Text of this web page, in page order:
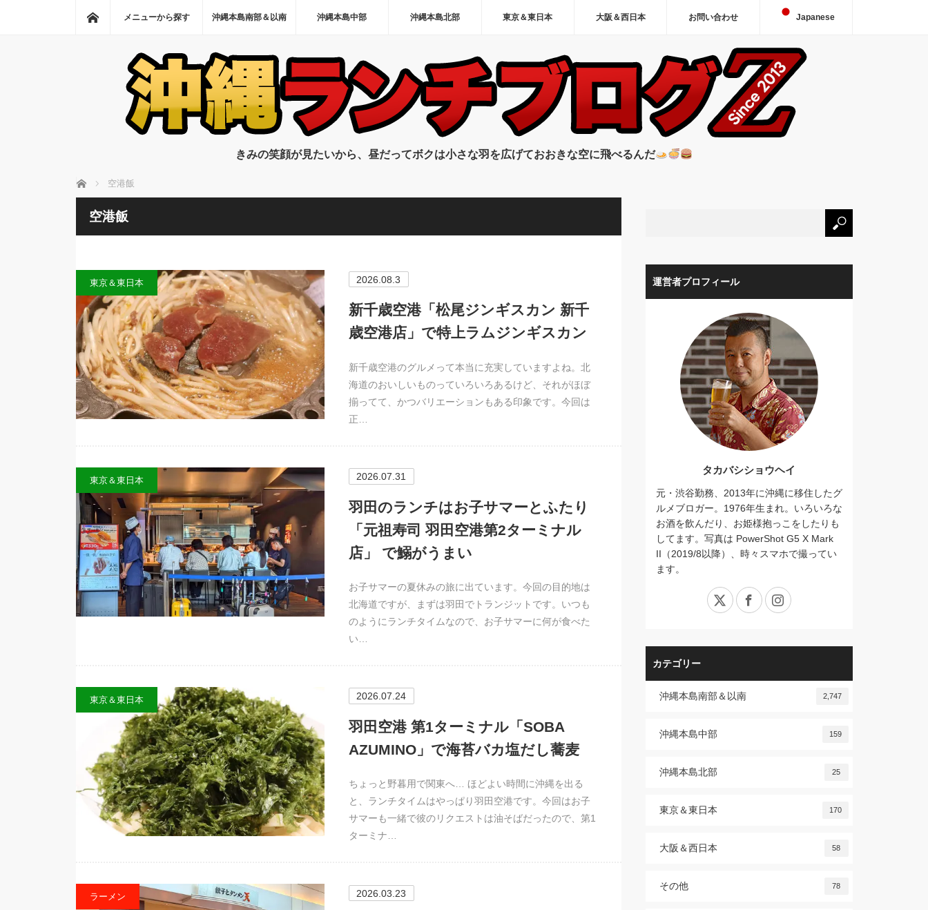
ホーム
メニューから探す 沖縄本島南部＆以南 沖縄本島中部 沖縄本島北部 東京＆東日本 大阪＆西日本 お問い合わせ Japanese
きみの笑顔が見たいから、昼だってボクは小さな羽を広げておおきな空に飛べるんだ
ホーム 空港飯
空港飯
東京＆東日本 2026.08.3
新千歳空港「松尾ジンギスカン 新千
歳空港店」で特上ラムジンギスカン
新千歳空港のグルメって本当に充実していますよね。北
海道のおいしいものっていろいろあるけど、それがほぼ
揃ってて、かつバリエーションもある印象です。今回は
正…
東京＆東日本 2026.07.31
羽田のランチはお子サマーとふたり
「元祖寿司 羽田空港第2ターミナル
店」 で鰯がうまい
お子サマーの夏休みの旅に出ています。今回の目的地は
北海道ですが、まずは羽田でトランジットです。いつも
のようにランチタイムなので、お子サマーに何が食べた
い…
東京＆東日本 2026.07.24
羽田空港 第1ターミナル「SOBA
AZUMINO」で海苔バカ塩だし蕎麦
ちょっと野暮用で関東へ… ほどよい時間に沖縄を出る
と、ランチタイムはやっぱり羽田空港です。今回はお子
サマーも一緒で彼のリクエストは油そばだったので、第1
ターミナ…
ラーメン 2026.03.23
運営者プロフィール
タカバシショウヘイ
元・渋谷勤務、2013年に沖縄に移住したグ
ルメブロガー。1976年生まれ。いろいろな
お酒を飲んだり、お姫様抱っこをしたりも
してます。写真は PowerShot G5 X Mark
II（2019/8以降）、時々スマホで撮ってい
ます。
X FacebookInstagram
カテゴリー
沖縄本島南部＆以南 2,747
沖縄本島中部 159
沖縄本島北部 25
東京＆東日本 170
大阪＆西日本 58
その他 78